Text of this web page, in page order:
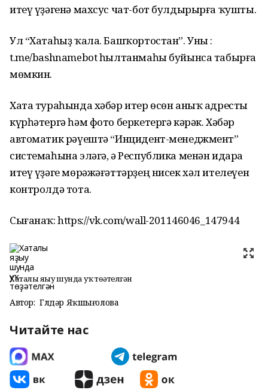
итеү үҙәгенә махсус чат-бот булдырырға ҡушты.
Ул “Хатаһыҙ ҡала. Башҡортостан”. Уны :
t.me/bashnamebot һылтанмаһы буйынса табырға
мөмкин.
Хата тураһында хәбәр итер өсөн аныҡ адресты
күрһәтергә һәм фото беркетергә кәрәк. Хәбәр
автоматик рәүештә “Инцидент-менеджмент”
системаһына эләгә, ә Республика менән идара
итеү үҙәге мөрәжәғәттәрҙең нисек хәл ителеүен
контролдә тота.
Сығанаҡ: https://vk.com/wall-201146046_147944
Хаталы яҙыу шунда уҡ төҙәтелгән
Автор: Гөлдәр Яҡшығолова
Читайте нас